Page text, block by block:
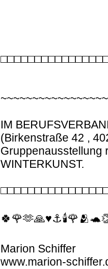
IM
(Birkenstraße 42 ,
Gruppenausstellung
WINTERKUNST.
Marion Schiffer
www.marion-